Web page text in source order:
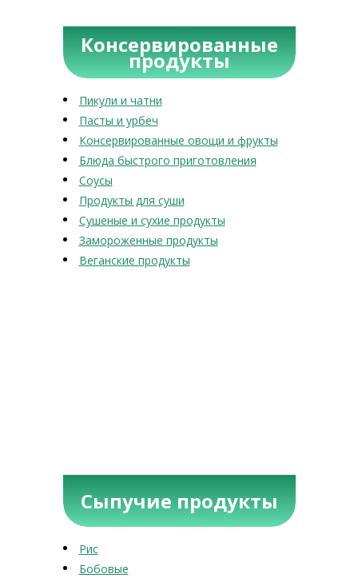
Консервированные
продукты
Пикули и чатни
Пасты и урбеч
Консервированные овощи и фрукты
Блюда быстрого приготовления
Соусы
Продукты для суши
Сушеные и сухие продукты
Замороженные продукты
Веганские продукты
Сыпучие продукты
Рис
Бобовые